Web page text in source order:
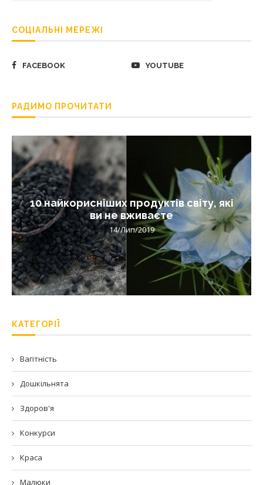
СОЦІАЛЬНІ МЕРЕЖІ
FACEBOOK YOUTUBE
РАДИМО ПРОЧИТАТИ
10 найкорисніших продуктів світу, які
ви не вживаєте
14/Лип/2019
КАТЕГОРІЇ
Вагітність
Дошкільнята
Здоров'я
Конкурси
Краса
Малюки